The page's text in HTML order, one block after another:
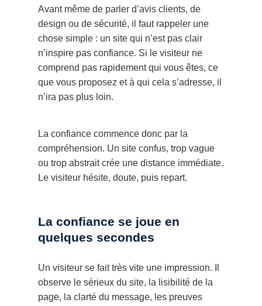
Avant même de parler d’avis clients, de
design ou de sécurité, il faut rappeler une
chose simple : un site qui n’est pas clair
n’inspire pas confiance. Si le visiteur ne
comprend pas rapidement qui vous êtes, ce
que vous proposez et à qui cela s’adresse, il
n’ira pas plus loin.
La confiance commence donc par la
compréhension. Un site confus, trop vague
ou trop abstrait crée une distance immédiate.
Le visiteur hésite, doute, puis repart.
La confiance se joue en
quelques secondes
Un visiteur se fait très vite une impression. Il
observe le sérieux du site, la lisibilité de la
page, la clarté du message, les preuves